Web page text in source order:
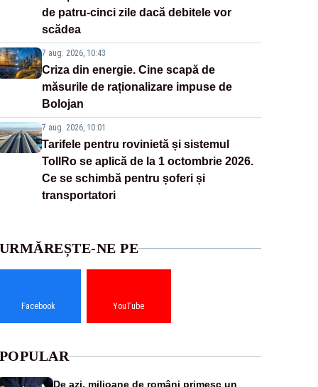
de patru-cinci zile dacă debitele vor
scădea
7 aug. 2026, 10:43
Criza din energie. Cine scapă de
măsurile de raționalizare impuse de
Bolojan
7 aug. 2026, 10:01
Tarifele pentru rovinietă și sistemul
TollRo se aplică de la 1 octombrie 2026.
Ce se schimbă pentru șoferi și
transportatori
URMĂREȘTE-NE PE
Facebook YouTube
POPULAR
De azi, milioane de români primesc un